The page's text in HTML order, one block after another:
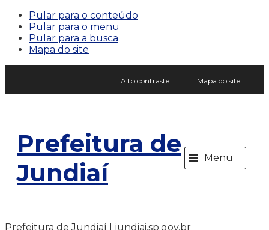
Pular para o conteúdo
Pular para o menu
Pular para a busca
Mapa do site
Alto contraste Mapa do site
Prefeitura de
Jundiaí
≡ Menu
Prefeitura de Jundiaí | jundiai.sp.gov.br